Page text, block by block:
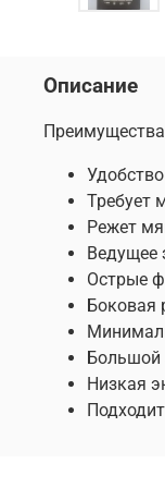
Описание
Требует
Режет
Ведущее
Острые
Боковая
Большой
Низкая